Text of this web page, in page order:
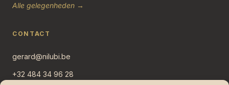
Alle gelegenheden →
CONTACT
gerard@nilubi.be
+32 484 34 96 28